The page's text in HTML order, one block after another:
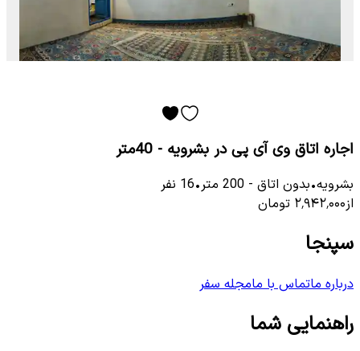
اجاره اتاق وی آی پی در بشرویه - 40متر
بشرویه•بدون اتاق -
200 متر•
16 نفر
از۲٬۹۴۲٬۰۰۰ تومان
سپنجا
درباره ماتماس با مامجله سفر
راهنمایی شما